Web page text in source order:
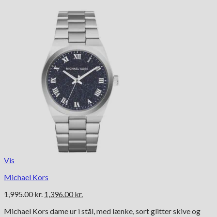
Vis
Michael Kors
1,995.00kr. Den
pris
1,396.00 kr.
pris
Michael Kors dame ur i stål, med lænke, sort glitter skive og